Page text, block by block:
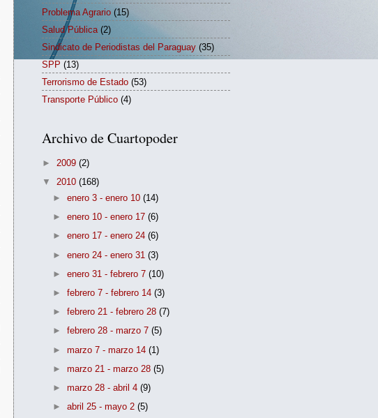
Problema Agrario (15)
Salud Pública (2)
Sindicato de Periodistas del Paraguay (35)
SPP (13)
Terrorismo de Estado (53)
Transporte Público (4)
Archivo de Cuartopoder
► 2009 (2)
▼ 2010 (168)
►enero 3 - enero 10(14)
►enero 10 - enero 17(6)
►enero 17 - enero 24(6)
►enero 24 - enero 31(3)
►enero 31 - febrero 7(10)
►febrero 7 - febrero 14(3)
►febrero 21 - febrero 28(7)
►febrero 28 - marzo 7(5)
►marzo 7 - marzo 14(1)
►marzo 21 - marzo 28(5)
►marzo 28 - abril 4(9)
►abril 25 - mayo 2(5)